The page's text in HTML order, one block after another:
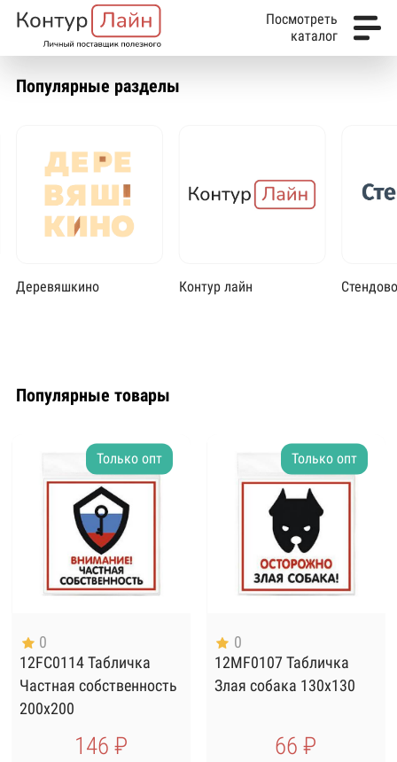
Посмотреть
каталог
Популярные разделы
Деревяшкино Контур лайн
Популярные товары
Только опт
0
12FC0114 Табличка
Частная собственность
200х200
146 ₽
Только опт
0
12MF0107 Табличка
Злая собака 130х130
66 ₽